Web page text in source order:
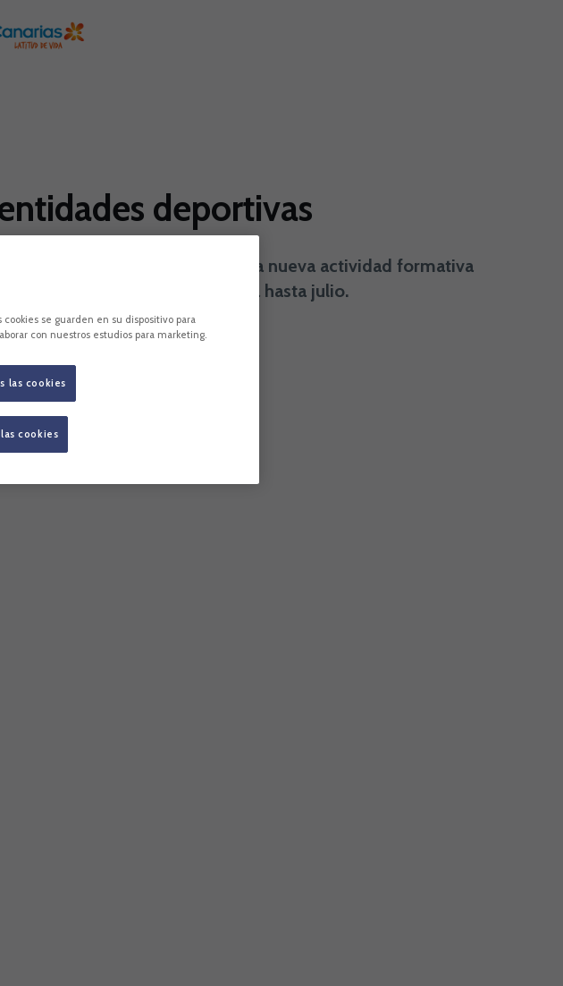
deportivas
la ponencia inaugural de la nueva actividad formativa
próximo mes y se prolongará hasta julio.
cookies se guarden en su dispositivo para
con nuestros estudios para marketing.
las cookies
cookies